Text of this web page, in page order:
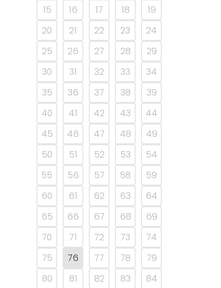
15
16 17 18
19
20
21 22 23
24
25
26 27 28
29
30
31 32 33
34
35
36 37 38
39
40
41 42 43
44
45
46 47 48
49
50
51 52 53
54
55
56 57 58
59
60
61 62 63
64
65
66 67 68
69
70
71 72 73
74
75
76 77 78
79
80
81 82 83
84